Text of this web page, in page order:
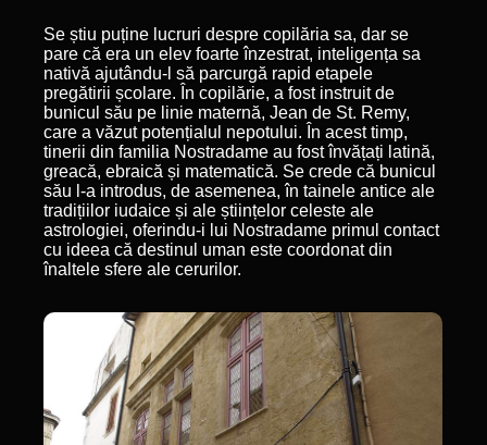
Se știu puține lucruri despre copilăria sa, dar se
pare că era un elev foarte înzestrat, inteligența sa
nativă ajutându-l să parcurgă rapid etapele
pregătirii școlare. În copilărie, a fost instruit de
bunicul său pe linie maternă, Jean de St. Remy,
care a văzut potențialul nepotului. În acest timp,
tinerii din familia Nostradame au fost învățați latină,
greacă, ebraică și matematică. Se crede că bunicul
său l-a introdus, de asemenea, în tainele antice ale
tradițiilor iudaice și ale științelor celeste ale
astrologiei, oferindu-i lui Nostradame primul contact
cu ideea că destinul uman este coordonat din
înaltele sfere ale cerurilor.